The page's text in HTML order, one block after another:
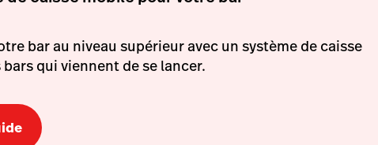
bar au niveau supérieur avec un système de caisse
qui viennent de se lancer.